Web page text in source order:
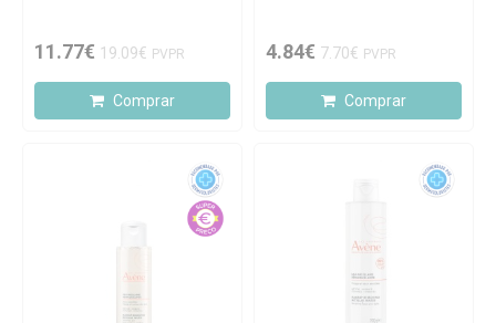
11.77€ 19.09€ PVPR
Comprar
4.84€ 7.70€ PVPR
Comprar